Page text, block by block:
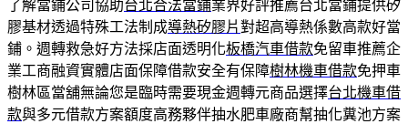
了解當鋪公司協助台北合法當鋪業界好評推薦台北當鋪提供矽
膠基材透過特殊工法制成導熱矽膠片對超高導熱係數高款好當
鋪。週轉救急好方法採店面透明化板橋汽車借款免留車推薦企
業工商融資實體店面保障借款安全有保障樹林機車借款免押車
樹林區當舖無論您是臨時需要現金週轉元商品選擇台北機車借
款與多元借款方案額度高務夥伴抽水肥車廠商幫抽化糞池方案